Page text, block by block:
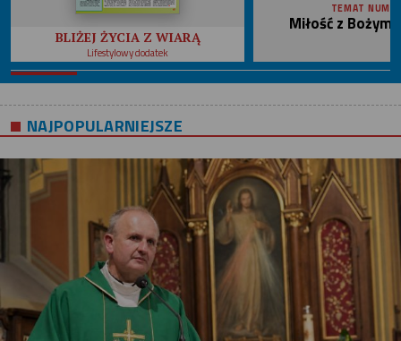
BLIŻEJ ŻYCIA Z WIARĄ
Lifestylowy dodatek
TEMAT
Miłość z
NAJPOPULARNIEJSZE